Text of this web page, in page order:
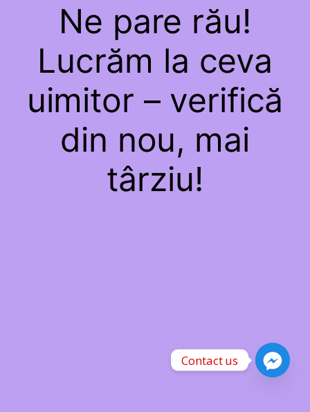
Ne pare rău!
Lucrăm la ceva
uimitor – verifică
din nou, mai
târziu!
Contact us